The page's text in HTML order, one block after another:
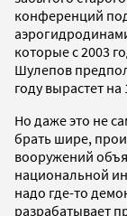
конференций
которые с 2003
Шулепов
году вырастет
Но даже это не
брать шире,
вооружений
национальной
надо где-то
разрабатывает